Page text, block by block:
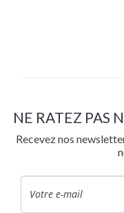
NE RATEZ PAS
Recevez nos